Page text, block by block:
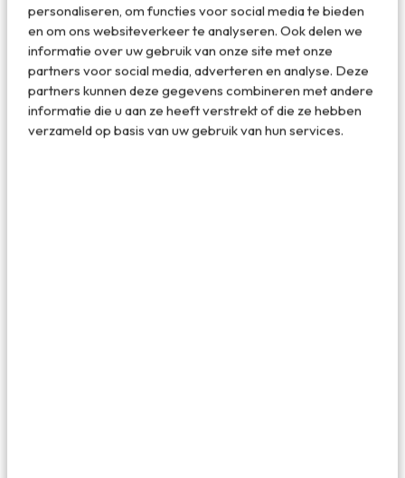
personaliseren, om functies voor social media te bieden
en om ons websiteverkeer te analyseren. Ook delen we
informatie over uw gebruik van onze site met onze
partners voor social media, adverteren en analyse. Deze
partners kunnen deze gegevens combineren met andere
informatie die u aan ze heeft verstrekt of die ze hebben
verzameld op basis van uw gebruik van hun services.
Natuur 24.11.2023
De 9 mooiste stops tijdens